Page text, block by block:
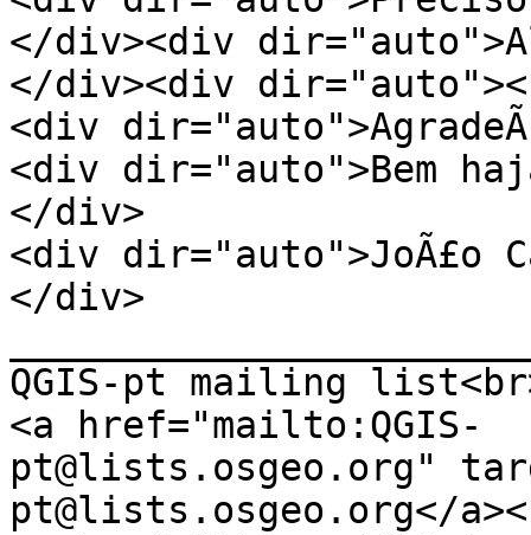
</div><div
</div><div
<div
<div dir="auto">Bem
</div>
<div dir="auto">JoÃ£o
</div>
QGIS-pt mailing
<a href="mailto:QGIS-
pt@lists.osgeo.org"
pt@lists.osgeo.org</